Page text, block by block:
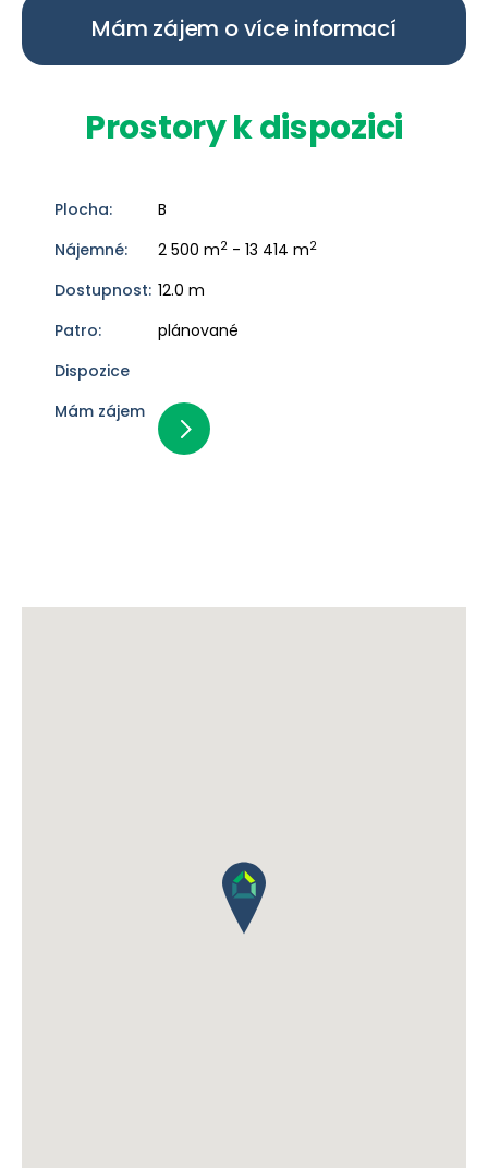
Mám zájem o více informací
Prostory k dispozici
B
2 500 m2 - 13 414 m2
12.0 m
plánované